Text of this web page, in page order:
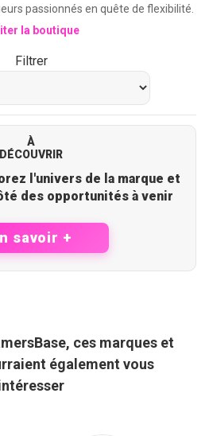
passionnés en quête de flexibilité.
la boutique
Filtrer
À
DÉCOUVRIR
l'univers de la marque et
ne passez pas à côté des opportunités à venir
savoir +
ces marques et
également vous